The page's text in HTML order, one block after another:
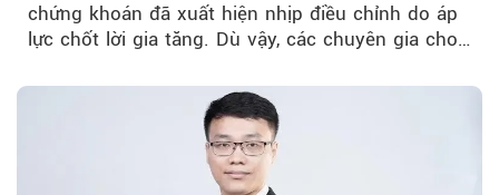
chứng khoán đã xuất hiện nhịp điều chỉnh do áp
lực chốt lời gia tăng. Dù vậy, các chuyên gia cho